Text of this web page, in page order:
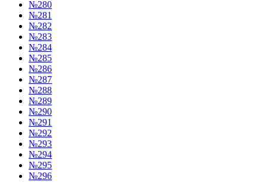
№280
№281
№282
№283
№284
№285
№286
№287
№288
№289
№290
№291
№292
№293
№294
№295
№296